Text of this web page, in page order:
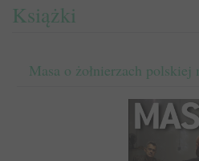
Książki
Masa o żołnierzach